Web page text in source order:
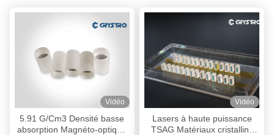
Vidéo
5.91 G/Cm3 Densité basse
absorption Magnéto-optique
Vidéo
Lasers à haute puissance
TSAG Matériaux cristallins